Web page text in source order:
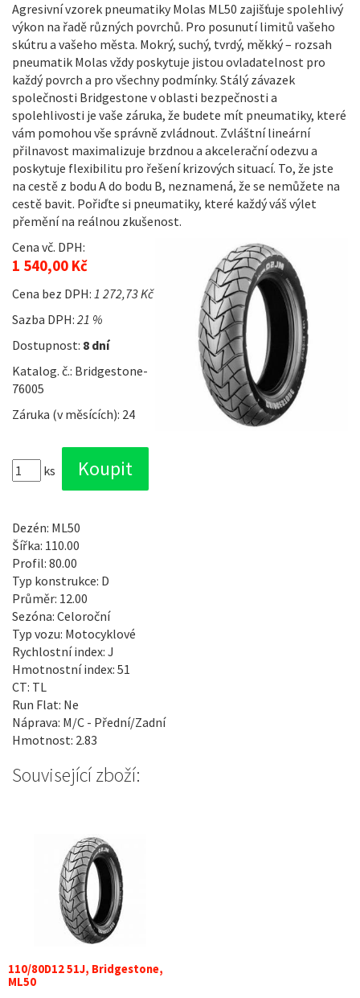
Agresivní vzorek pneumatiky Molas ML50 zajišťuje spolehlivý
výkon na řadě různých povrchů. Pro posunutí limitů vašeho
skútru a vašeho města. Mokrý, suchý, tvrdý, měkký – rozsah
pneumatik Molas vždy poskytuje jistou ovladatelnost pro
každý povrch a pro všechny podmínky. Stálý závazek
společnosti Bridgestone v oblasti bezpečnosti a
spolehlivosti je vaše záruka, že budete mít pneumatiky, které
vám pomohou vše správně zvládnout. Zvláštní lineární
přilnavost maximalizuje brzdnou a akcelerační odezvu a
poskytuje flexibilitu pro řešení krizových situací. To, že jste
na cestě z bodu A do bodu B, neznamená, že se nemůžete na
cestě bavit. Pořiďte si pneumatiky, které každý váš výlet
přemění na reálnou zkušenost.
Cena vč. DPH:
1 540,00 Kč
Cena bez DPH: 1 272,73 Kč
Sazba DPH: 21 %
Dostupnost: 8 dní
Katalog. č.: Bridgestone-
76005
Záruka (v měsících): 24
ks
Dezén: ML50
Šířka: 110.00
Profil: 80.00
Typ konstrukce: D
Průměr: 12.00
Sezóna: Celoroční
Typ vozu: Motocyklové
Rychlostní index: J
Hmotnostní index: 51
CT: TL
Run Flat: Ne
Náprava: M/C - Přední/Zadní
Hmotnost: 2.83
Související zboží:
110/80D12 51J, Bridgestone,
ML50